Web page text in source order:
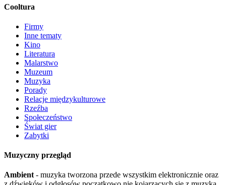
Cooltura
Firmy
Inne tematy
Kino
Literatura
Malarstwo
Muzeum
Muzyka
Porady
Relacje międzykulturowe
Rzeźba
Społeczeństwo
Świat gier
Zabytki
Muzyczny przegląd
Ambient- muzyka tworzona przede wszystkim elektronicznie oraz